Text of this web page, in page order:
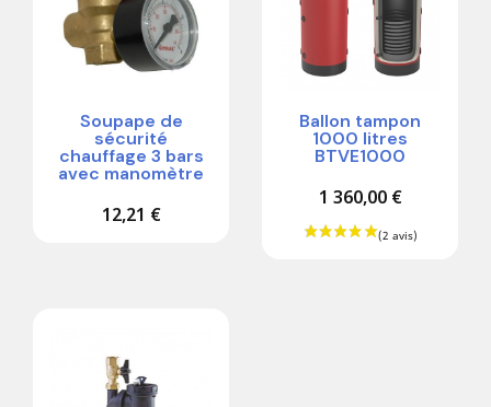
Soupape de
sécurité
chauffage 3 bars
avec manomètre
12,21 €
Ballon tampon
1000 litres
BTVE1000
1 360,00 €